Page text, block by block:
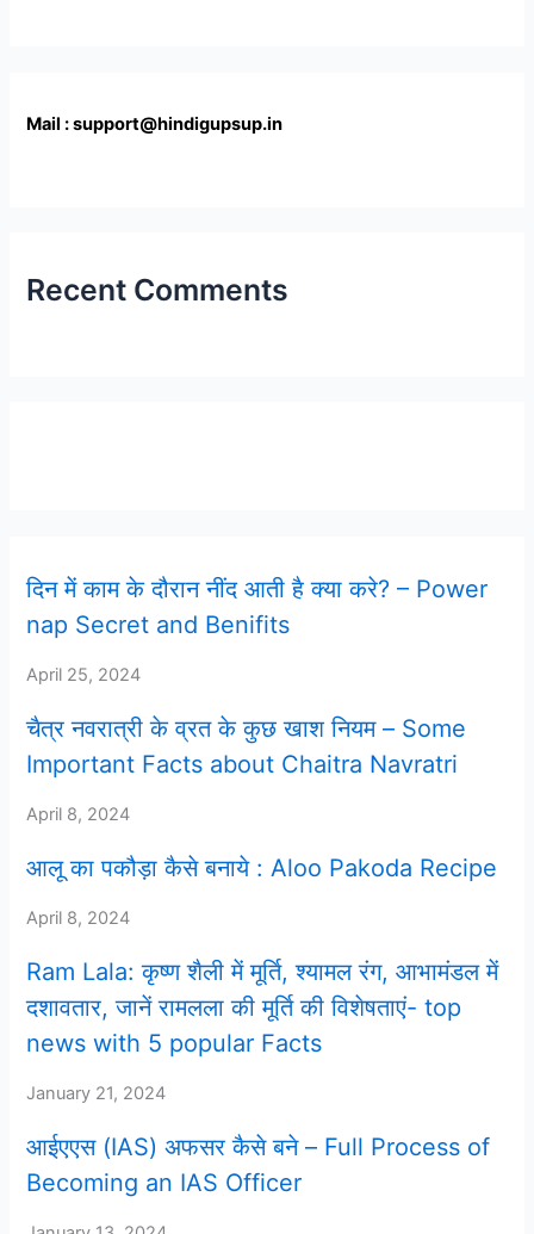
Mail : support@hindigupsup.in
Recent Comments
दिन में काम के दौरान नींद आती है क्या करे? – Power
nap Secret and Benifits
April 25, 2024
चैत्र नवरात्री के व्रत के कुछ खाश नियम – Some
Important Facts about Chaitra Navratri
April 8, 2024
आलू का पकौड़ा कैसे बनाये : Aloo Pakoda Recipe
April 8, 2024
Ram Lala: कृष्ण शैली में मूर्ति, श्यामल रंग, आभामंडल में
दशावतार, जानें रामलला की मूर्ति की विशेषताएं- top
news with 5 popular Facts
January 21, 2024
आईएएस (IAS) अफसर कैसे बने – Full Process of
Becoming an IAS Officer